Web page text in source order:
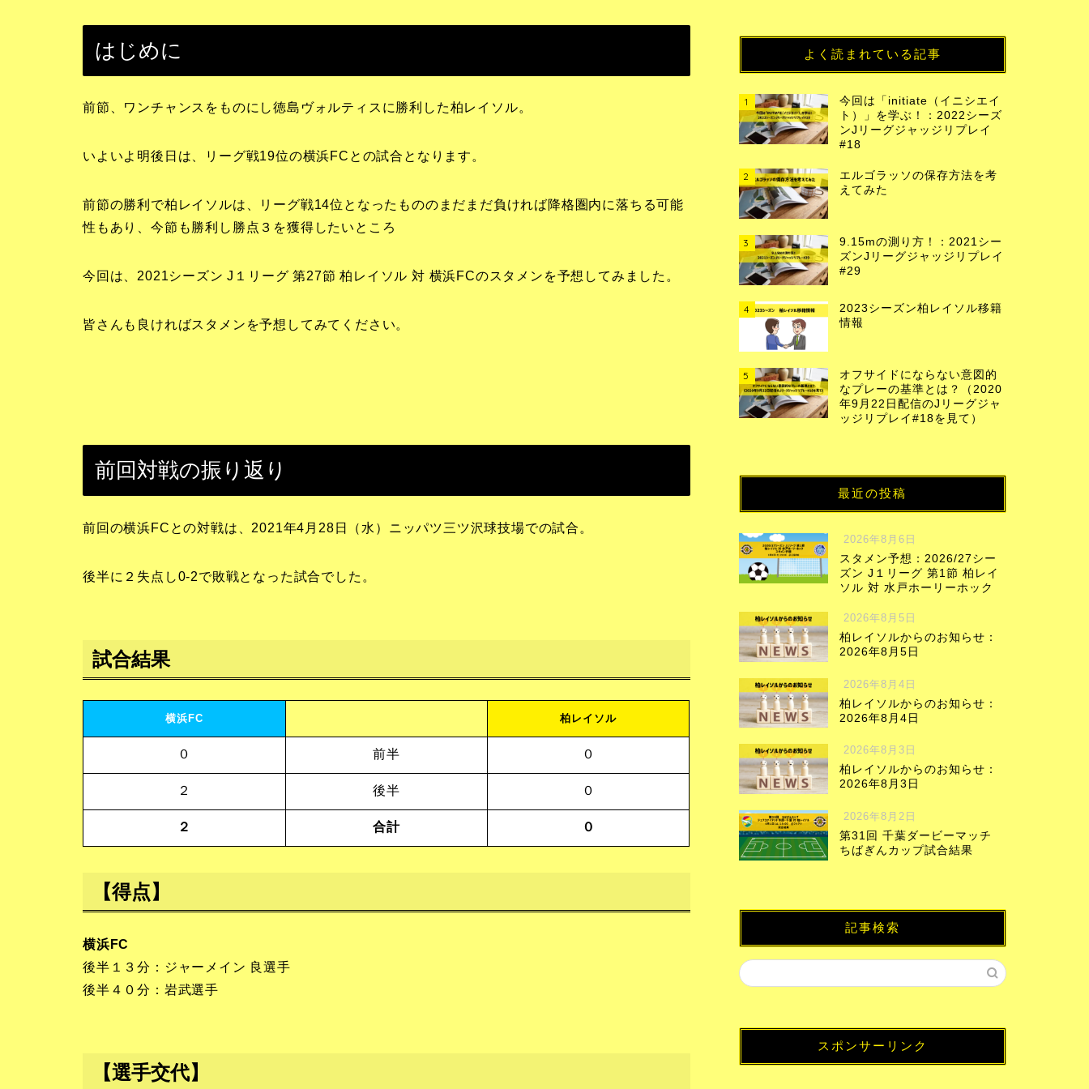
はじめに
前節、ワンチャンスをものにし徳島ヴォルティスに勝利した柏レイソル。
いよいよ明後日は、リーグ戦19位の横浜FCとの試合となります。
前節の勝利で柏レイソルは、リーグ戦14位となったもののまだまだ負ければ降格圏内に落ちる可能
性もあり、今節も勝利し勝点３を獲得したいところ
今回は、2021シーズン J１リーグ 第27節 柏レイソル 対 横浜FCのスタメンを予想してみました。
皆さんも良ければスタメンを予想してみてください。
前回対戦の振り返り
前回の横浜FCとの対戦は、2021年4月28日（水）ニッパツ三ツ沢球技場での試合。
後半に２失点し0-2で敗戦となった試合でした。
試合結果
横浜FC 柏レイソル
０ 前半 ０
２ 後半 ０
２ 合計 ０
【得点】
横浜FC
後半１３分：ジャーメイン 良選手
後半４０分：岩武選手
【選手交代】
よく読まれている記事
1
今回は「initiate（イニシエイ
ト）」を学ぶ！：2022シーズ
ンJリーグジャッジリプレイ
#18
2
エルゴラッソの保存方法を考
えてみた
3
9.15mの測り方！：2021シー
ズンJリーグジャッジリプレイ
#29
4
2023シーズン柏レイソル移籍
情報
5
オフサイドにならない意図的
なプレーの基準とは？（2020
年9月22日配信のJリーグジャ
ッジリプレイ#18を見て）
最近の投稿
2026年8月6日
スタメン予想：2026/27シー
ズン J１リーグ 第1節 柏レイ
ソル 対 水戸ホーリーホック
2026年8月5日
柏レイソルからのお知らせ：
2026年8月5日
2026年8月4日
柏レイソルからのお知らせ：
2026年8月4日
2026年8月3日
柏レイソルからのお知らせ：
2026年8月3日
2026年8月2日
第31回 千葉ダービーマッチ
ちばぎんカップ試合結果
記事検索
スポンサーリンク